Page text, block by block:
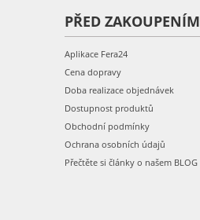
PŘED ZAKOUPENÍM
Aplikace Fera24
Cena dopravy
Doba realizace objednávek
Dostupnost produktů
Obchodní podmínky
Ochrana osobních údajů
Přečtěte si články o našem BLOG